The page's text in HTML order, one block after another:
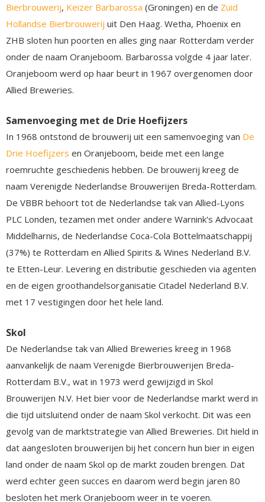
Bierbrouwerij, Keizer Barbarossa (Groningen) en de Zuid
Hollandse Bierbrouwerij uit Den Haag. Wetha, Phoenix en
ZHB sloten hun poorten en alles ging naar Rotterdam verder
onder de naam Oranjeboom. Barbarossa volgde 4 jaar later.
Oranjeboom werd op haar beurt in 1967 overgenomen door
Allied Breweries.
Samenvoeging met de Drie Hoefijzers
In 1968 ontstond de brouwerij uit een samenvoeging van De
Drie Hoefijzers en Oranjeboom, beide met een lange
roemruchte geschiedenis hebben. De brouwerij kreeg de
naam Verenigde Nederlandse Brouwerijen Breda-Rotterdam.
De VBBR behoort tot de Nederlandse tak van Allied-Lyons
PLC Londen, tezamen met onder andere Warnink's Advocaat
Middelharnis, de Nederlandse Coca-Cola Bottelmaatschappij
(37%) te Rotterdam en Allied Spirits & Wines Nederland B.V.
te Etten-Leur. Levering en distributie geschieden via agenten
en de eigen groothandelsorganisatie Citadel Nederland B.V.
met 17 vestigingen door het hele land.
Skol
De Nederlandse tak van Allied Breweries kreeg in 1968
aanvankelijk de naam Verenigde Bierbrouwerijen Breda-
Rotterdam B.V., wat in 1973 werd gewijzigd in Skol
Brouwerijen N.V. Het bier voor de Nederlandse markt werd in
die tijd uitsluitend onder de naam Skol verkocht. Dit was een
gevolg van de marktstrategie van Allied Breweries. Dit hield in
dat aangesloten brouwerijen bij het concern hun bier in eigen
land onder de naam Skol op de markt zouden brengen. Dat
werd echter geen succes en daarom werd begin jaren 80
besloten het merk Oranjeboom weer in te voeren.